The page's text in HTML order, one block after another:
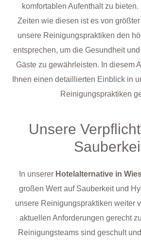
komfortablen Aufenthalt zu
Zeiten wie diesen ist es von
unsere Reinigungspraktiken den
entsprechen, um die Gesundheit
Gäste zu gewährleisten. In diesem
Ihnen einen detaillierten Einblick in
Reinigungspraktiken
Unsere
In unserer Hotelalternative in
großen Wert auf Sauberkeit und
unsere Reinigungspraktiken weiter
aktuellen Anforderungen gerecht
Reinigungsteams sind geschult